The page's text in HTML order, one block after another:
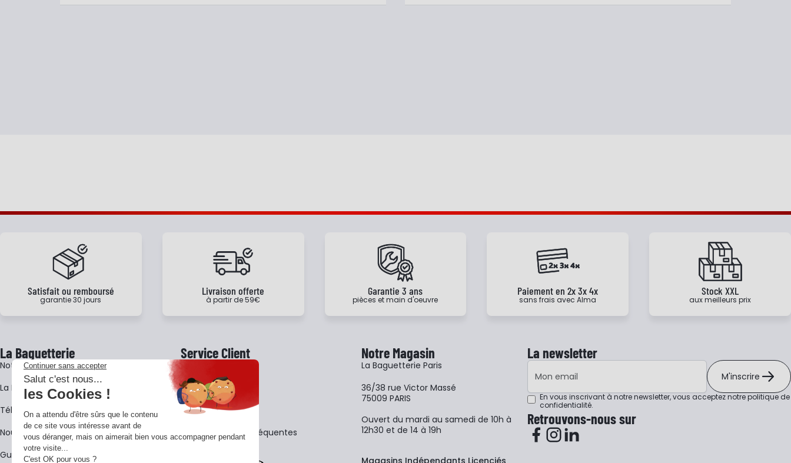
Satisfait ou remboursé
garantie 30 jours
Livraison offerte
à partir de 59€
Garantie 3 ans
pièces et main d'oeuvre
Paiement en 2x 3x 4x
sans frais avec Alma
Stock XXL
aux meilleurs prix
La Baguetterie
Notre histoire
La BagShow
​Télécharger le catalogue
Nous contacter
Guides La Baguetterie
Service Client
Garantie 3 ans
CGV
FAQ - Questions Fréquentes
Notre Magasin
La Baguetterie Paris
36/38 rue Victor Massé
75009 PARIS
Ouvert du mardi au samedi de 10h à
12h30 et de 14 à 19h
Magasins Indépendants Licenciés
La newsletter
Adresse e-mail
M'inscrire
En vous inscrivant à notre newsletter, vous acceptez notrepolitique de
confidentialité.
Retrouvons-nous sur